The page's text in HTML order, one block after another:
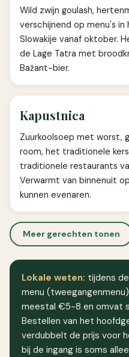
Wild zwijn goulash,
verschijnend op menu's in
Slowakije vanaf oktober.
de Lage Tatra met
Bažant-bier.
Kapustnica
Zuurkoolsoep met worst,
room, het traditionele
traditionele restaurants
Verwarmt van binnenuit
kunnen evenaren.
Meer gerechten tonen
Lokale weten: tijdens
menu
meestal €5-8 en omvat
Bestellen van het
verdubbelt de prijs voor
bij de ingang is soms